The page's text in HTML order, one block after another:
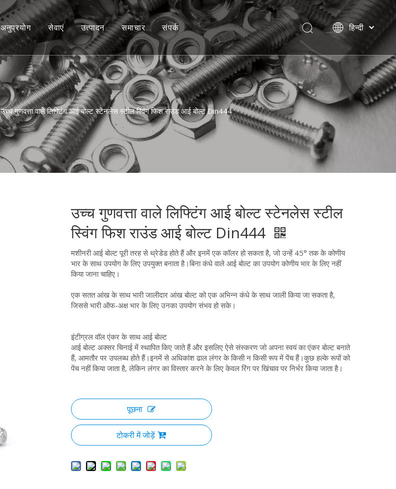
अनुप्रयोग सेवाएं
रिवाज़
परामर्श
सामान्य प्रश्न
उत्पादन
वीडियो
समाचार संपर्क हिन्दी
Italiano
Deutsch
Português
Español
Pусский
उच्च गुणवत्ता वाले लिफ्टिंग आई बोल्ट स्टेनलेस स्टील स्विंग फिश राउंड आई बोल्ट Din444
उच्च गुणवत्ता वाले लिफ्टिंग आई बोल्ट स्टेनलेस स्टील
स्विंग फिश राउंड आई बोल्ट Din444
मशीनरी आई बोल्ट पूरी तरह से थ्रेडेड होते हैं और इनमें एक कॉलर हो सकता है, जो उन्हें 45° तक के कोणीय
भार के साथ उपयोग के लिए उपयुक्त बनाता है।बिना कंधे वाले आई बोल्ट का उपयोग कोणीय भार के लिए नहीं
किया जाना चाहिए।
एक सतत आंख के साथ भारी जालीदार आंख बोल्ट को एक अभिन्न कंधे के साथ जाली किया जा सकता है,
जिससे भारी ऑफ-अक्ष भार के लिए उनका उपयोग संभव हो सके।
इंटीग्रल वॉल एंकर के साथ आई बोल्ट
आई बोल्ट अक्सर चिनाई में स्थापित किए जाते हैं और इसलिए ऐसे संस्करण जो अपना स्वयं का एंकर बोल्ट बनाते
हैं, आमतौर पर उपलब्ध होते हैं।इनमें से अधिकांश ढाल लंगर के किसी न किसी रूप में पेंच हैं।कुछ हल्के रूपों को
पेंच नहीं किया जाता है, लेकिन लंगर का विस्तार करने के लिए केवल रिंग पर खिंचाव पर निर्भर किया जाता है।
पूछना
टोकरी में जोड़ें